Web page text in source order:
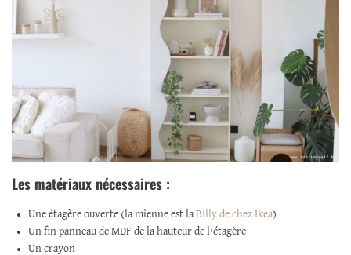
Les matériaux nécessaires :
Une étagère ouverte (la mienne est la Billy de chez Ikea)
Un fin panneau de MDF de la hauteur de l’étagère
Un crayon